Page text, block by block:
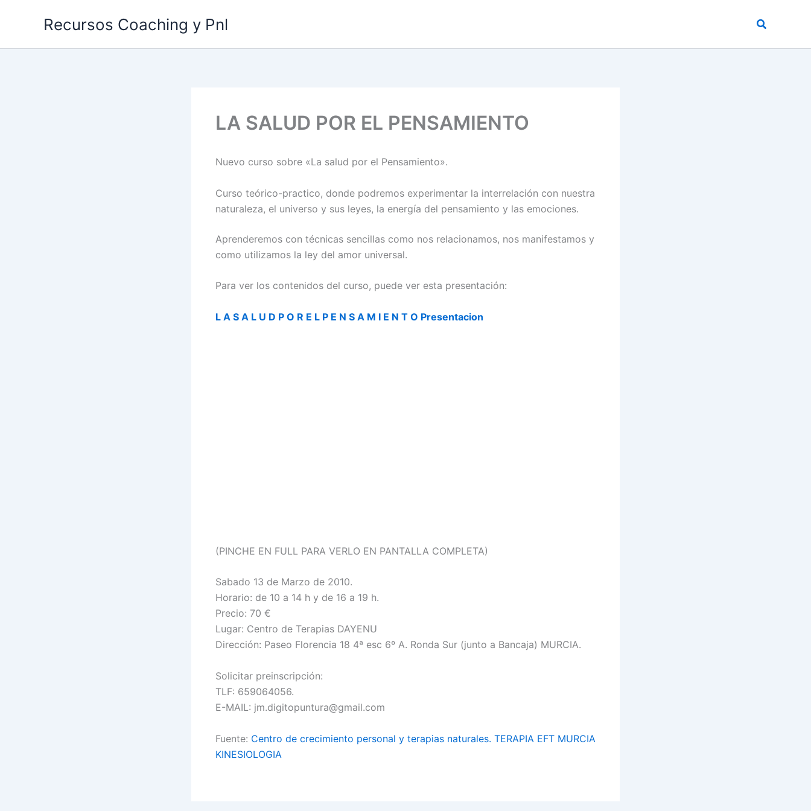
Recursos Coaching y Pnl Buscar
LA SALUD POR EL PENSAMIENTO
Nuevo curso sobre «La salud por el Pensamiento».
Curso teórico-practico, donde podremos experimentar la interrelación con nuestra
naturaleza, el universo y sus leyes, la energía del pensamiento y las emociones.
Aprenderemos con técnicas sencillas como nos relacionamos, nos manifestamos y
como utilizamos la ley del amor universal.
Para ver los contenidos del curso, puede ver esta presentación:
L A S A L U D P O R E L P E N S A M I E N T O Presentacion
(PINCHE EN FULL PARA VERLO EN PANTALLA COMPLETA)
Sabado 13 de Marzo de 2010.
Horario: de 10 a 14 h y de 16 a 19 h.
Precio: 70 €
Lugar: Centro de Terapias DAYENU
Dirección: Paseo Florencia 18 4ª esc 6º A. Ronda Sur (junto a Bancaja) MURCIA.
Solicitar preinscripción:
TLF: 659064056.
E-MAIL: jm.digitopuntura@gmail.com
Fuente: Centro de crecimiento personal y terapias naturales. TERAPIA EFT MURCIA
KINESIOLOGIA